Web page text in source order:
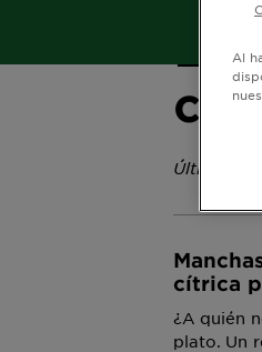
Última
cítrica
¿A quién
plato. Un
Al